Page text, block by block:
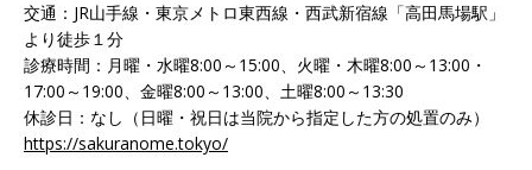
交通：JR山手線・東京メトロ東西線・西武新宿線「高田馬場駅」
より徒歩１分
診療時間：月曜・水曜8:00～15:00、火曜・木曜8:00～13:00・
17:00～19:00、金曜8:00～13:00、土曜8:00～13:30
休診日：なし（日曜・祝日は当院から指定した方の処置のみ）
https://sakuranome.tokyo/